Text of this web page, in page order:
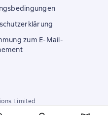
zum E-Mail-
Limited